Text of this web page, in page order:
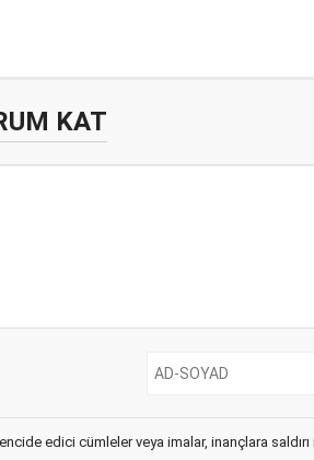
KAT
edici cümleler veya imalar, inançlara